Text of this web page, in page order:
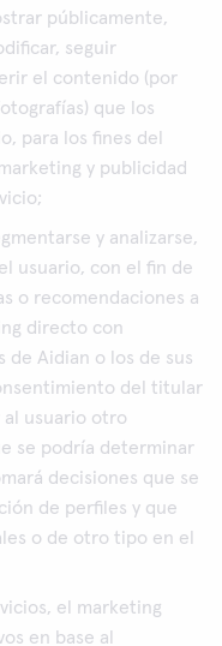
públicamente,
seguir
el contenido (por
que los
para los fines del
y publicidad
y analizarse,
usuario, con el fin de
o recomendaciones a
directo con
Aidian o los de sus
del titular
al usuario otro
se podría determinar
decisiones que se
de perfiles y que
o de otro tipo en el
el marketing
en base al